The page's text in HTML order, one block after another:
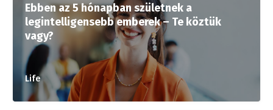
Ebben az 5 hónapban születnek a
legintelligensebb emberek – Te köztük
vagy?
Life